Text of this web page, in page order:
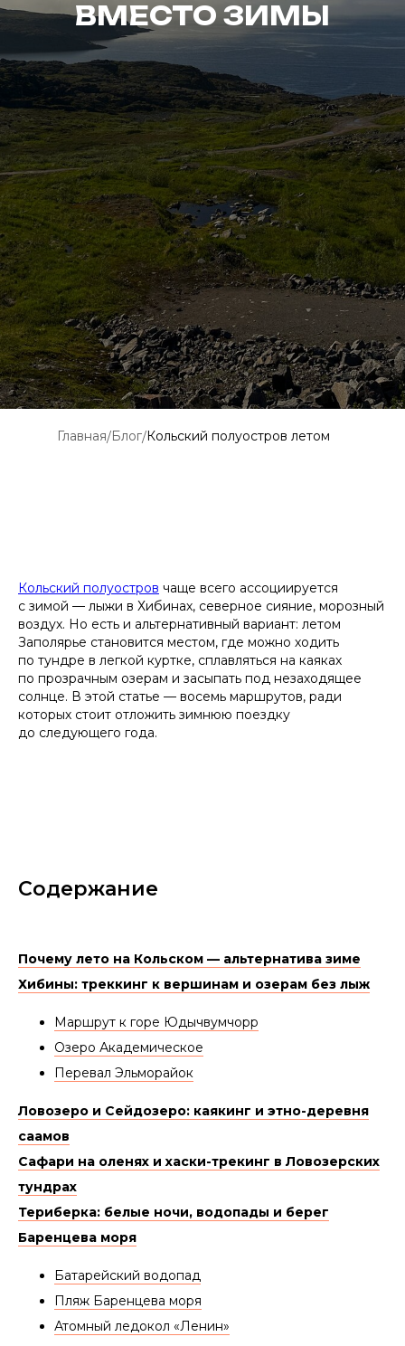
Главная/Блог/Кольский полуостров летом
Кольский полуостров чаще всего ассоциируется
с зимой — лыжи в Хибинах, северное сияние, морозный
воздух. Но есть и альтернативный вариант: летом
Заполярье становится местом, где можно ходить
по тундре в легкой куртке, сплавляться на каяках
по прозрачным озерам и засыпать под незаходящее
солнце. В этой статье — восемь маршрутов, ради
которых стоит отложить зимнюю поездку
до следующего года.
Содержание
Почему лето на Кольском — альтернатива зиме
Хибины: треккинг к вершинам и озерам без лыж
Маршрут к горе Юдычвумчорр
Озеро Академическое
Перевал Эльморайок
Ловозеро и Сейдозеро: каякинг и этно-деревня
саамов
Сафари на оленях и хаски-трекинг в Ловозерских
тундрах
Териберка: белые ночи, водопады и берег
Баренцева моря
Батарейский водопад
Пляж Баренцева моря
Атомный ледокол «Ленин»